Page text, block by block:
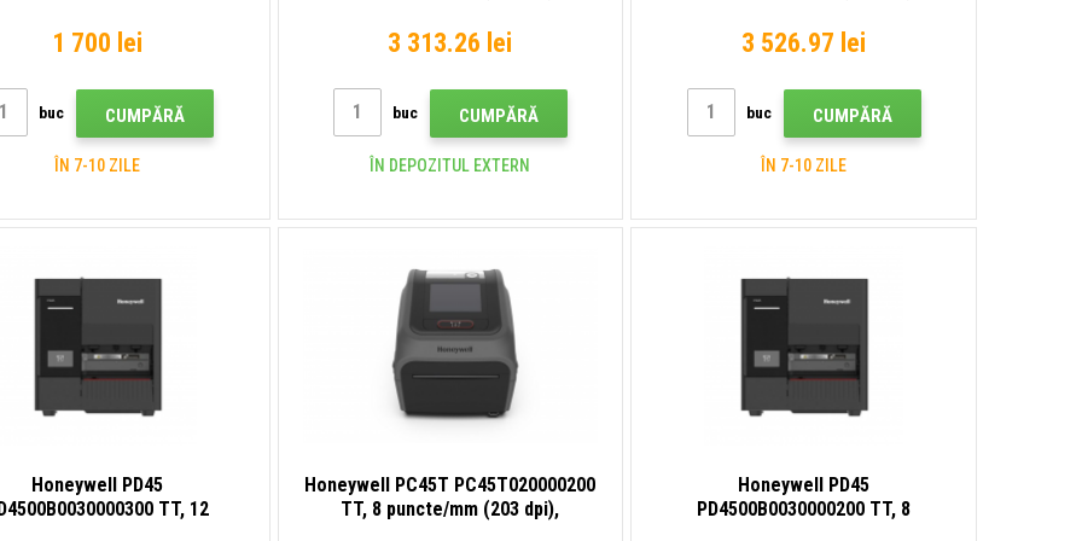
USB, Ethernet, alb
1 700 lei
buc CUMPĂRĂ
ÎN 7-10 ZILE
RTC, USB, USB Host, Ethernet
3 313.26 lei
buc CUMPĂRĂ
ÎN DEPOZITUL EXTERN
RTC, USB, USB Host, Ethernet
3 526.97 lei
buc CUMPĂRĂ
ÎN 7-10 ZILE
Honeywell PD45
TT, 12
Honeywell PC45T PC45T020000200
TT, 8 puncte/mm (203 dpi),
Honeywell PD45
PD4500B0030000200 TT, 8